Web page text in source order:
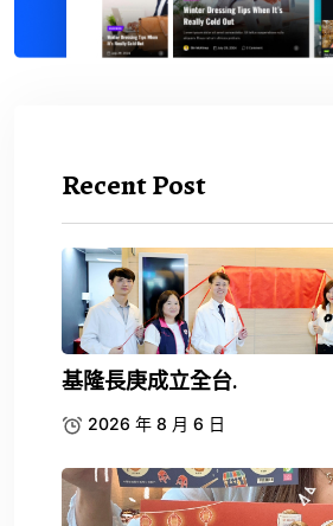
Recent Post
基隆長庚成立全台.
2026 年 8 月 6 日